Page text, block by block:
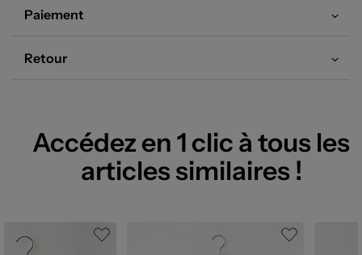
Paiement
Retour
Accédez en 1 clic à tous les
articles similaires !